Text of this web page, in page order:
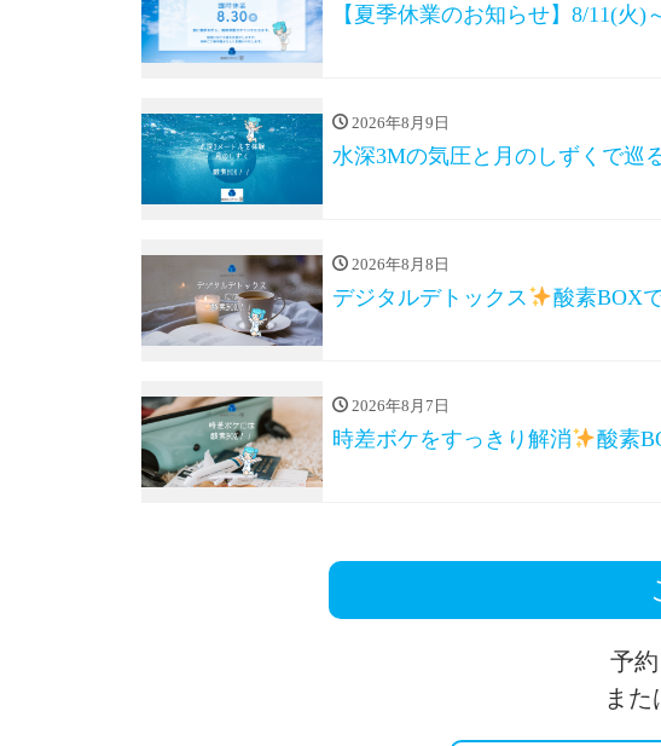
【夏季休業のお知らせ】8/11(火
2026年8月9日
水深3Mの気圧と月のしずくで巡
2026年8月8日
デジタルデトックス 酸素BOX
2026年8月7日
時差ボケをすっきり解消 酸素
予
また